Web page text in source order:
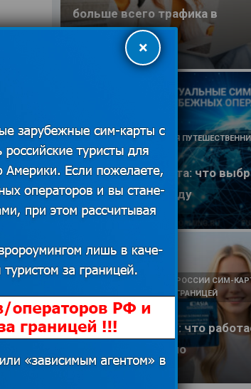
больше всего трафика в
путешествии
25.06.2026
eSIM или SIM-карта: что
туристу в 2026 году
ПОЛЕЗНЫЕ ОБЗОРЫ ДЛЯ
25.06.2026
Интернет в Китае: что
что заблокировано
КАК И У КОГО КУПИТЬ В РОССИИ СИМ-
ИНТЕРНЕТА И СВЯЗИ ЗА ГРАНИЦЕЙ
17.06.2026
×